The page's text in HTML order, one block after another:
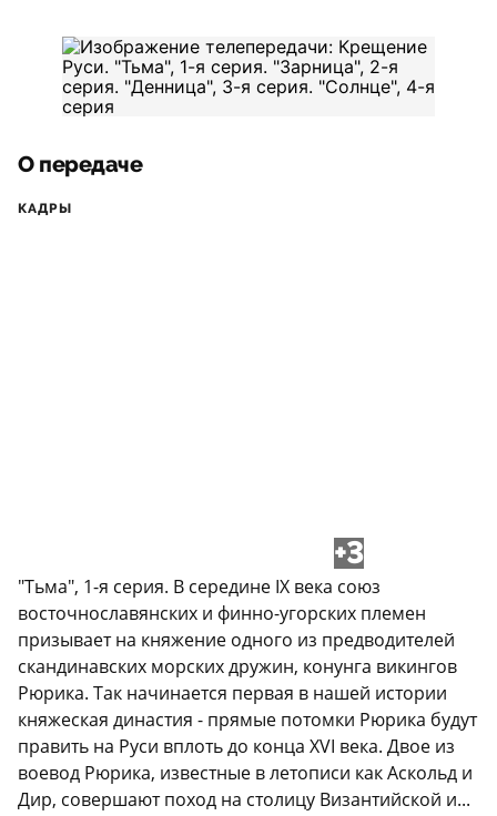
О передаче
КАДРЫ
+3
"Тьма", 1-я серия. В середине IX века союз
восточнославянских и финно-угорских племен
призывает на княжение одного из предводителей
скандинавских морских дружин, конунга викингов
Рюрика. Так начинается первая в нашей истории
княжеская династия - прямые потомки Рюрика будут
править на Руси вплоть до конца XVI века. Двое из
воевод Рюрика, известные в летописи как Аскольд и
Дир, совершают поход на столицу Византийской и...